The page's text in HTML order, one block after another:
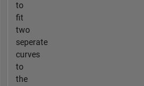
to
fit
two
seperate
curves
to
the